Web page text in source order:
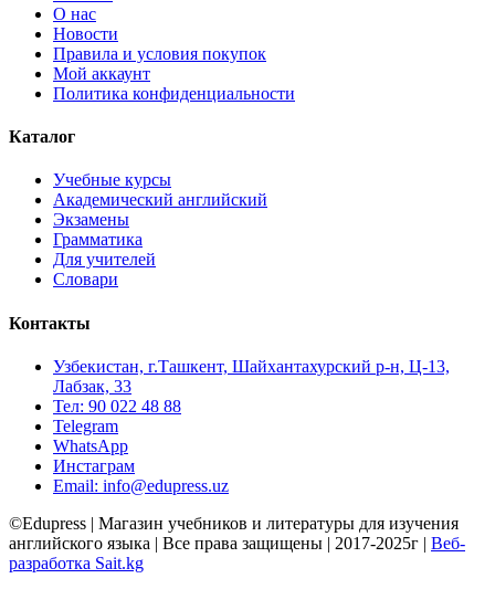
О нас
Новости
Правила и условия покупок
Мой аккаунт
Политика конфиденциальности
Каталог
Учебные курсы
Академический английский
Экзамены
Грамматика
Для учителей
Словари
Контакты
Узбекистан, г.Ташкент, Шайхантахурский р-н, Ц-13,
Лабзак, 33
Тел: 90 022 48 88
Telegram
WhatsApp
Инстаграм
Email: info@edupress.uz
©Edupress | Магазин учебников и литературы для изучения
английского языка | Все права защищены | 2017-2025г | Веб-
разработка Sait.kg